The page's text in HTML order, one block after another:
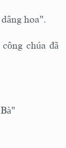
hoa".
chúa đã